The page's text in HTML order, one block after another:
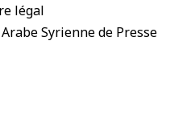
légal